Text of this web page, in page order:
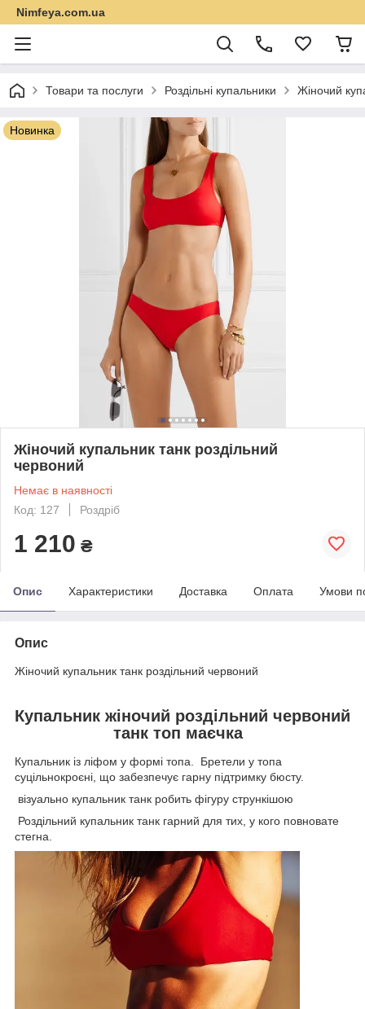
Nimfeya.com.ua
Товари та послуги Роздільні купальники Жіночий
Новинка
Жіночий купальник танк роздільний
червоний
Немає в наявності
Код: 127
Роздріб
1 210 ₴
Опис Характеристики Доставка Оплата Умови
Опис
Жіночий купальник танк роздільний червоний
Купальник жіночий роздільний червоний
танк топ маєчка
Купальник із ліфом у формі топа. Бретели у топа
суцільнокроєні, що забезпечує гарну підтримку бюсту.
візуально купальник танк робить фігуру стрункішою
Роздільний купальник танк гарний для тих, у кого повновате
стегна.